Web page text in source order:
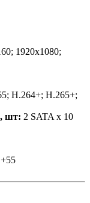
1920х1080;
H.264+; H.265+;
шт: 2 SATA х 10